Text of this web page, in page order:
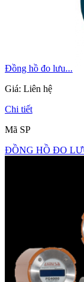
Đồng hồ đo lưu...
Giá: Liên hệ
Chi tiết
Mã SP
ĐỒNG HỒ ĐO